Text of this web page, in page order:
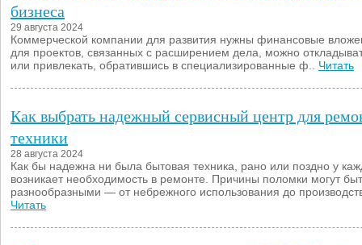
бизнеса
29 августа 2024
Коммерческой компании для развития нужны финансовые
для проектов, связанных с расширением дела, можно
или привлекать, обратившись в специализированные ф.. Читать
Как выбрать надежный сервисный центр для
техники
28 августа 2024
Как бы надежна ни была бытовая техника, рано или поздно у
возникает необходимость в ремонте. Причины поломки могут
разнообразными — от небрежного использования до
Читать